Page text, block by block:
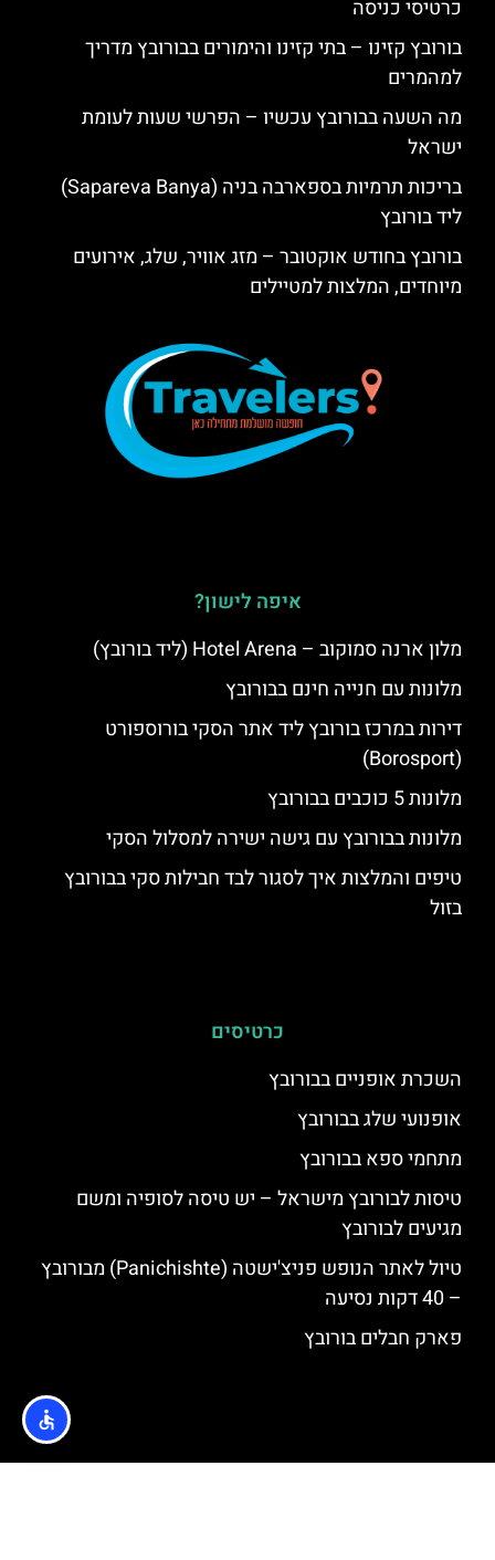
כרטיסי כניסה
בורובץ קזינו – בתי קזינו והימורים בבורובץ מדריך
למהמרים
מה השעה בבורובץ עכשיו – הפרשי שעות לעומת
ישראל
בריכות תרמיות בספארבה בניה (Sapareva Banya)
ליד בורובץ
בורובץ בחודש אוקטובר – מזג אוויר, שלג, אירועים
מיוחדים, המלצות למטיילים
איפה לישון?
מלון ארנה סמוקוב – Hotel Arena (ליד בורובץ)
מלונות עם חנייה חינם בבורובץ
דירות במרכז בורובץ ליד אתר הסקי בורוספורט
(Borosport)
מלונות 5 כוכבים בבורובץ
מלונות בבורובץ עם גישה ישירה למסלול הסקי
טיפים והמלצות איך לסגור לבד חבילות סקי בבורובץ
בזול
כרטיסים
השכרת אופניים בבורובץ
אופנועי שלג בבורובץ
מתחמי ספא בבורובץ
טיסות לבורובץ מישראל – יש טיסה לסופיה ומשם
מגיעים לבורובץ
טיול לאתר הנופש פניצ'ישטה (Panichishte) מבורובץ
– 40 דקות נסיעה
פארק חבלים בורובץ